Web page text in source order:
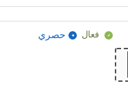
فعال حصري